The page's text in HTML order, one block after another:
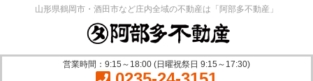
山形県鶴岡市・酒田市など庄内全域の不動産は「阿部多不動産」
営業時間：9:15～18:00 (日曜祝祭日 9:15～17:30)